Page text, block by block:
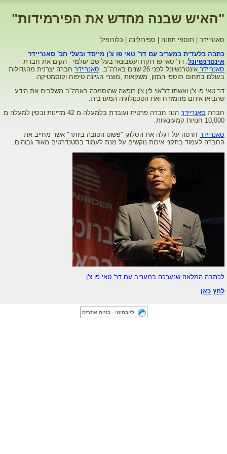
"האיש שבנה מחדש את הפירמידות"
סאנריידר | תוספי תזונה | ספירולינה | כלורופיל
כתבה בלעדית במעריב עם דר' טאי פו צ'ן מייסד ובעלי חב' סאנריידר
אינטרנשיונל. דר' טאי פו רוקח ועשבונאי בעל שם עולמי - הקים את חברת
סאנריידר אינטרנשיונל לפני 26 שנים בארה"ב. סאנריידר חברה יצרנית מהגדולות
בעולם בתחום תוספי המזון, משקאות ,מוצרי הגיינה טיפוח וקוסמטיקה.
דר טאי פו צ'ן ואשתו דר'אוי לין צ'ן רופאה שהוסמכה בארה"ב משלבים את הידע
שהביאו איתם מהמזרח ואת הטכנולוגיה המערבית.
חברת סאנריידר
הנה חברה פרטית ועובדת בלמעלה מ 42 מדינות ובסין למעלה מ
10,000 חנויות קמעונאיות.
סאנריידר חרטה על דגלה את הסלוגן "פשוט הטובה ביותר" אשר מחייב את
החברה לעמוד בתקני איכות נוקשים על מנת לעמוד בסטנדרטים מאוד גבוהים.
לכתבה המלאה שנערכה במעריב עם דר' טאי פו צ'ן :
לחץ כאן
לייבסיטי - בניית אתרים